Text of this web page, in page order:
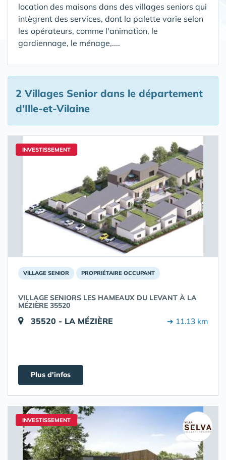
location des maisons dans des villages seniors qui
intègrent des services, dont la palette varie selon
les opérateurs, comme l'animation, le
gardiennage, le ménage,....
2 Villages Seniordans le département
d'Ille-et-Vilaine
INVESTISSEMENT
VILLAGE SENIOR PROPRIÉTAIRE OCCUPANT
VILLAGE SENIORS LES HAMEAUX DU LEVANT À LA
MÉZIÈRE 35520
35520 - LA MÉZIÈRE ➔ 11.13 km
Plus d'infos
INVESTISSEMENT